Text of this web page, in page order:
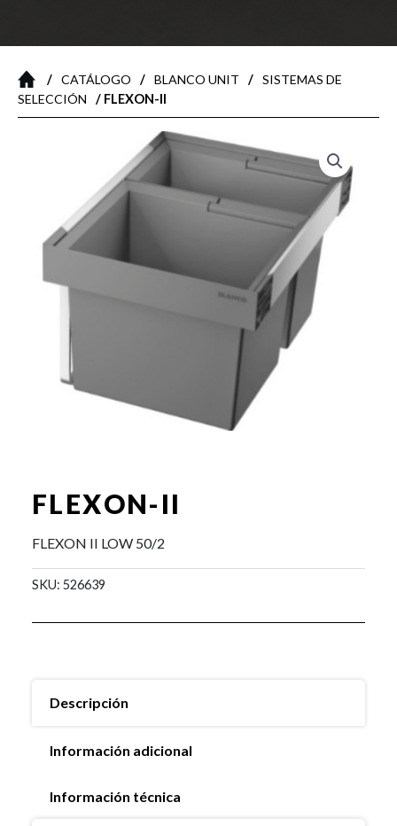
/ CATÁLOGO / BLANCO UNIT / SISTEMAS DE
SELECCIÓN
/ FLEXON-II
FLEXON-II
FLEXON II LOW 50/2
SKU: 526639
Descripción
Información adicional
Información técnica